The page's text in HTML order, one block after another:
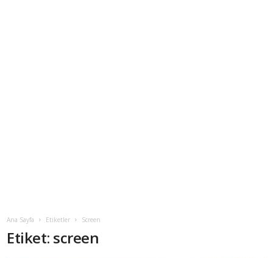
Ana Sayfa Etiketler Screen
Etiket: screen